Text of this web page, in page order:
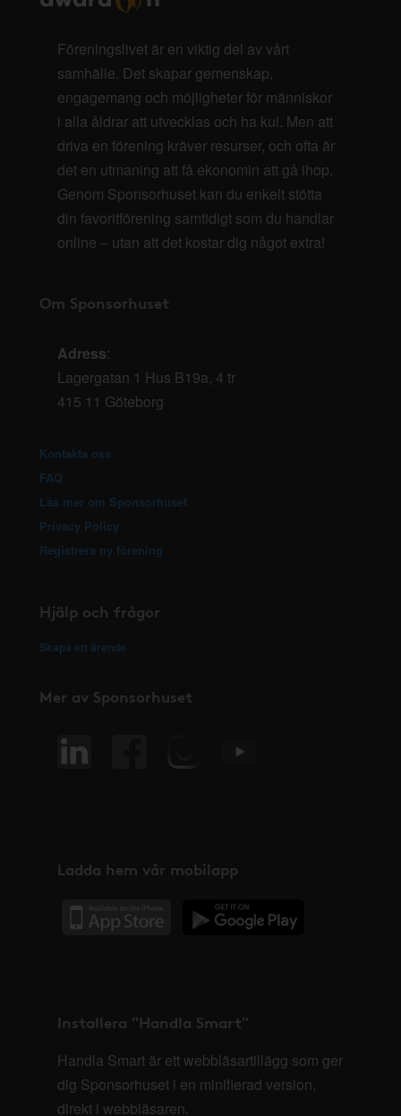
Föreningslivet är en viktig del av vårt
samhälle. Det skapar gemenskap,
engagemang och möjligheter för människor
i alla åldrar att utvecklas och ha kul. Men att
driva en förening kräver resurser, och ofta är
det en utmaning att få ekonomin att gå ihop.
Genom Sponsorhuset kan du enkelt stötta
din favoritförening samtidigt som du handlar
online – utan att det kostar dig något extra!
Om Sponsorhuset
Adress:
Lagergatan 1 Hus B19a, 4 tr
415 11 Göteborg
Kontakta oss
FAQ
Läs mer om Sponsorhuset
Privacy Policy
Registrera ny förening
Hjälp och frågor
Skapa ett ärende
Mer av Sponsorhuset
Ladda hem vår mobilapp
Installera "Handla Smart"
Handla Smart är ett webbläsartillägg som ger
dig Sponsorhuset i en minifierad version,
direkt i webbläsaren.